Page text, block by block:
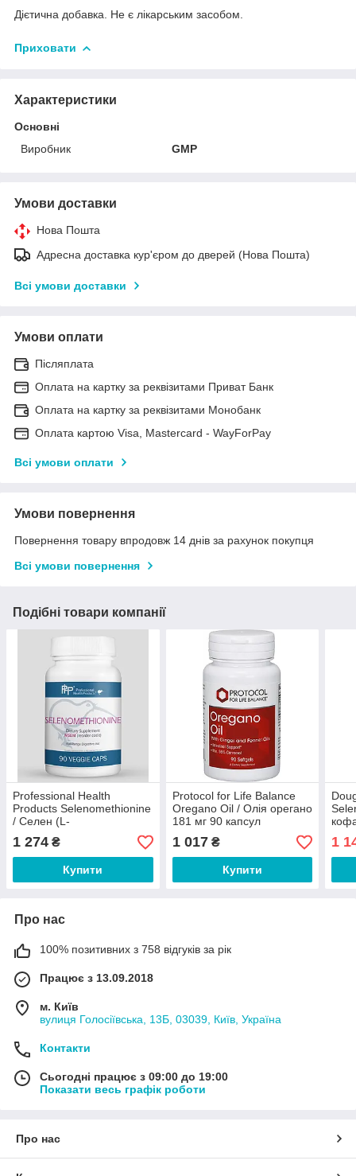
Дієтична добавка. Не є лікарським засобом.
Приховати
Характеристики
Основні
Виробник
GMP
Умови доставки
Нова Пошта
Адресна доставка кур'єром до дверей (Нова Пошта)
Всі умови доставки
Умови оплати
Післяплата
Оплата на картку за реквізитами Приват Банк
Оплата на картку за реквізитами Монобанк
Оплата картою Visa, Mastercard - WayForPay
Всі умови оплати
Умови повернення
Повернення товару впродовж 14 днів за рахунок покупця
Всі умови повернення
Подібні товари компанії
Professional Health
Products Selenomethionine
/ Селен (L-
селенометіонін) 200 мкг
90 капсул
1 274 ₴
Купити
Protocol for Life Balance
Oregano Oil / Олія орегано
181 мг 90 капсул
1 017₴
Купити
1
Про нас
100% позитивних з 758 відгуків за рік
Працює з 13.09.2018
м. Київ
вулиця Голосіївська, 13Б, 03039, Київ, Україна
Контакти
Сьогодні працює з 09:00 до 19:00
Показати весь графік роботи
Про нас